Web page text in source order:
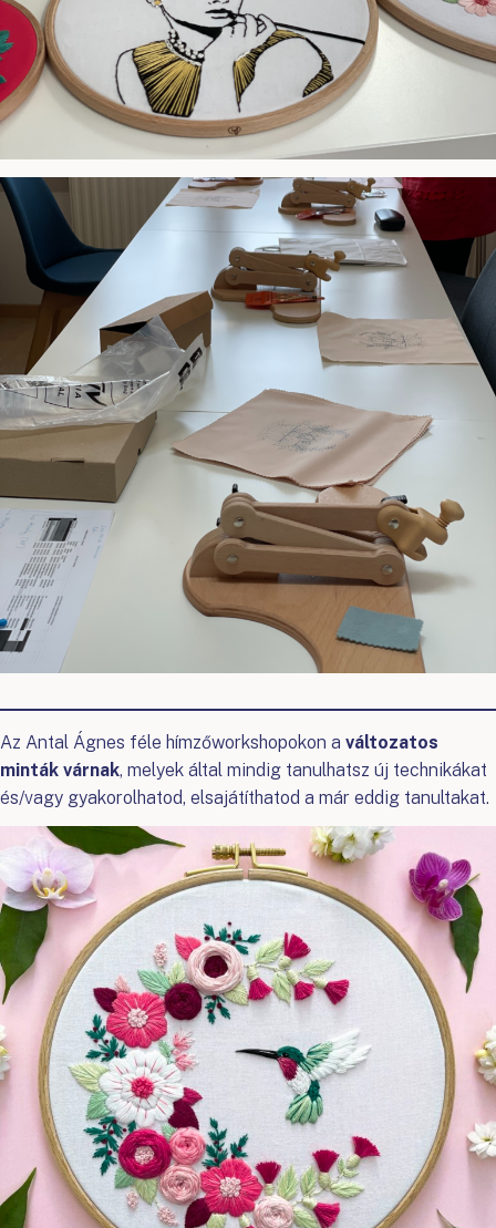
Az Antal Ágnes féle hímzőworkshopokon a változatos
minták várnak, melyek által mindig tanulhatsz új technikákat
és/vagy gyakorolhatod, elsajátíthatod a már eddig tanultakat.